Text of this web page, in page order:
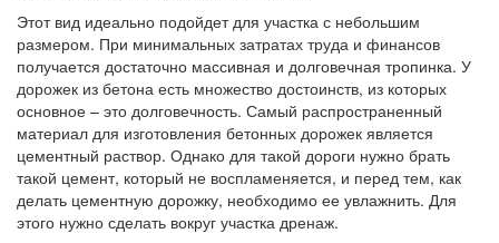
Этот вид идеально подойдет для участка с небольшим
размером. При минимальных затратах труда и финансов
получается достаточно массивная и долговечная тропинка. У
дорожек из бетона есть множество достоинств, из которых
основное – это долговечность. Самый распространенный
материал для изготовления бетонных дорожек является
цементный раствор. Однако для такой дороги нужно брать
такой цемент, который не воспламеняется, и перед тем, как
делать цементную дорожку, необходимо ее увлажнить. Для
этого нужно сделать вокруг участка дренаж.